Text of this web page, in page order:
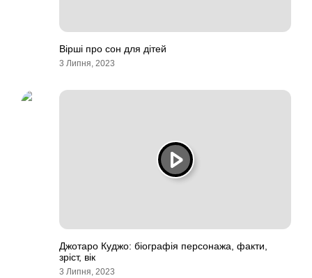
Вірші про сон для дітей
3 Липня, 2023
Джотаро Куджо: біографія персонажа, факти,
зріст, вік
3 Липня, 2023